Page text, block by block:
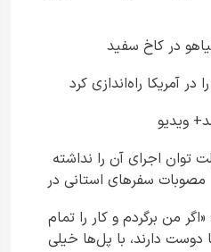
در کاخ سفید
ویدیو
اجرای آن را نداشته
سفرهای استانی در
عکس
من برگردم و کار را تمام
دارند، با پل‌ها خیلی